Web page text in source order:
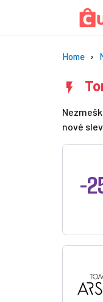
Home
nové
-